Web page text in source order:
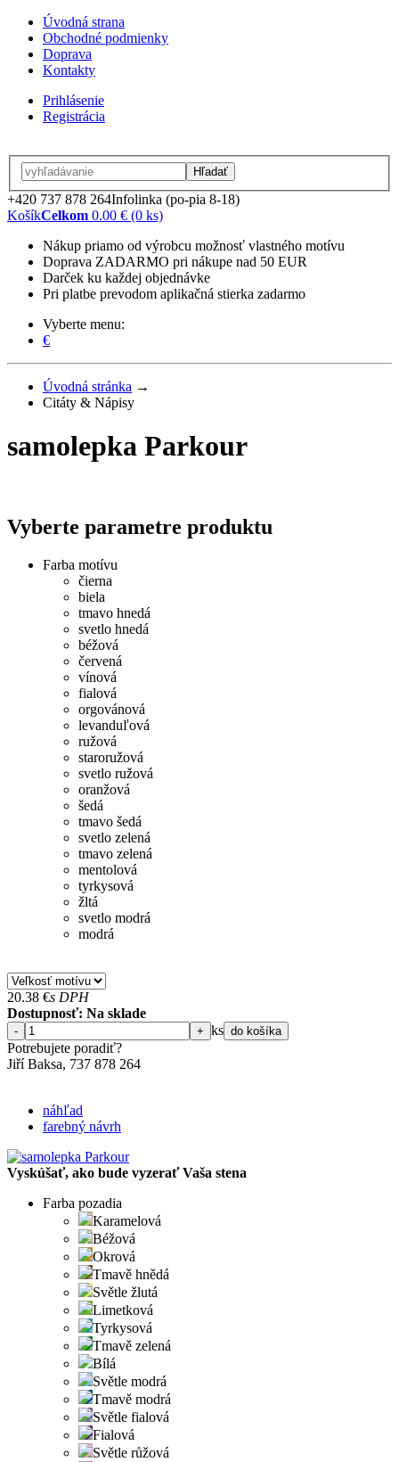
Úvodná strana
Obchodné podmienky
Doprava
Kontakty
Prihlásenie
Registrácia
Hľadať
+420 737 878 264Infolinka (po-pia 8-18)
KošíkCelkom 0.00 € (0 ks)
Nákup priamo od výrobcu možnosť vlastného motívu
Doprava ZADARMO pri nákupe nad 50 EUR
Darček ku každej objednávke
Pri platbe prevodom aplikačná stierka zadarmo
Vyberte menu:
€
Úvodná stránka →
Citáty & Nápisy
samolepka Parkour
Vyberte parametre produktu
Farba motívu
čierna
biela
tmavo hnedá
svetlo hnedá
béžová
červená
vínová
fialová
orgovánová
levanduľová
ružová
staroružová
svetlo ružová
oranžová
šedá
tmavo šedá
svetlo zelená
tmavo zelená
mentolová
tyrkysová
žltá
svetlo modrá
modrá
20.38 €s DPH
Dostupnosť: Na sklade
- + ks do košíka
Potrebujete poradiť?
Jiří Baksa, 737 878 ​​264
náhľad
farebný návrh
Vyskúšať, ako bude vyzerať Vaša stena
Farba pozadia
Karamelová
Béžová
Okrová
Tmavě hnědá
Světle žlutá
Limetková
Tyrkysová
Tmavě zelená
Bílá
Světle modrá
Tmavě modrá
Světle fialová
Fialová
Světle růžová